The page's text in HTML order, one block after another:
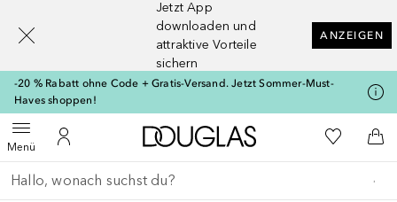
Jetzt App
downloaden und
attraktive Vorteile
sichern
ANZEIGEN
-20 % Rabatt ohne Code + Gratis-Versand. Jetzt Sommer-Must-
Haves shoppen!
MenüMenü öffnenZu Meinem Kundenkonto
Zur Douglas Startseite
Zu Meiner
Gehe zurück
Suche ausführen
[navigation.slideout.screenreader]